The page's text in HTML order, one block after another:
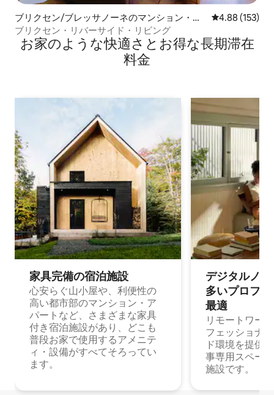
ブリクセン/ブレッサノーネのマンション・ア
パート
レビュー153
4.88 (153)
ブリクセン・リバーサイド・リビング
お家のような快⁠適⁠さ⁠とお⁠得⁠な長⁠期⁠滞⁠在
料⁠金
家具完備の宿⁠泊⁠施⁠設
心安らぐ山小屋や、利便性の
高い都市部のマンション・ア
パートなど、さまざまな家具
付き宿泊施設があり、どこも
普段お家で使用するアメニテ
ィ・設備がすべてそろってい
ます。
デジタルノ
多⁠いプ⁠ロ⁠フ⁠
最⁠適
リモートワー
フェッショナ
ド環境を提供
事専用スペー
施設です。